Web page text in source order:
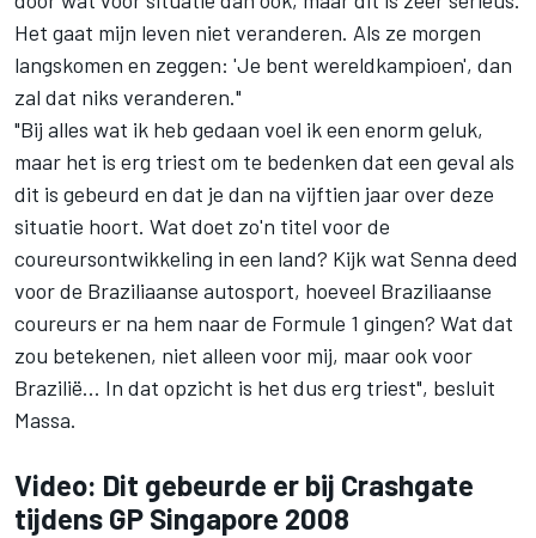
Het gaat mijn leven niet veranderen. Als ze morgen
langskomen en zeggen: 'Je bent wereldkampioen', dan
zal dat niks veranderen."
"Bij alles wat ik heb gedaan voel ik een enorm geluk,
maar het is erg triest om te bedenken dat een geval als
dit is gebeurd en dat je dan na vijftien jaar over deze
situatie hoort. Wat doet zo'n titel voor de
coureursontwikkeling in een land? Kijk wat Senna deed
voor de Braziliaanse autosport, hoeveel Braziliaanse
coureurs er na hem naar de Formule 1 gingen? Wat dat
zou betekenen, niet alleen voor mij, maar ook voor
Brazilië... In dat opzicht is het dus erg triest", besluit
Massa.
Video: Dit gebeurde er bij Crashgate
tijdens GP Singapore 2008